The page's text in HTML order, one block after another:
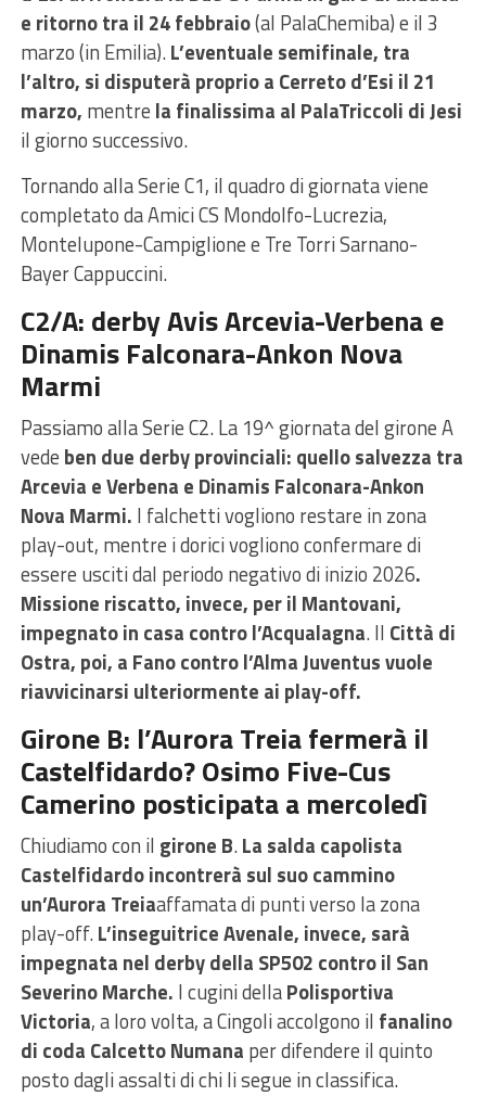
e ritorno tra il 24 febbraio(al PalaChemiba) e il 3
marzo (in Emilia).L’eventuale semifinale, tra
l’altro, si disputerà proprio a Cerreto d’Esi il 21
marzo, mentre la finalissima al PalaTriccoli di Jesi
il giorno successivo.
Tornando alla Serie C1, il quadro di giornata viene
completato da Amici CS Mondolfo-Lucrezia,
Montelupone-Campiglione e Tre Torri Sarnano-
Bayer Cappuccini.
C2/A: derby Avis Arcevia-Verbena e
Dinamis Falconara-Ankon Nova
Marmi
Passiamo alla Serie C2. La 19^ giornata del girone A
vede ben due derby provinciali: quello salvezza tra
Arcevia e Verbena e Dinamis Falconara-Ankon
Nova Marmi. I falchetti vogliono restare in zona
play-out, mentre i dorici vogliono confermare di
essere usciti dal periodo negativo di inizio 2026.
Missione riscatto, invece, per il Mantovani,
impegnato in casa contro l’Acqualagna. Il Città di
Ostra, poi, a Fano contro l’Alma Juventus vuole
riavvicinarsi ulteriormente ai play-off.
Girone B: l’Aurora Treia fermerà il
Castelfidardo? Osimo Five-Cus
Camerino posticipata a mercoledì
Chiudiamo con il girone B.La salda capolista
Castelfidardo incontrerà sul suo cammino
un’Aurora Treiaaffamata di punti verso la zona
play-off.L’inseguitrice Avenale, invece, sarà
impegnata nel derby della SP502 contro il San
Severino Marche. I cugini dellaPolisportiva
Victoria, a loro volta, a Cingoli accolgono il fanalino
di coda Calcetto Numana per difendere il quinto
posto dagli assalti di chi li segue in classifica.